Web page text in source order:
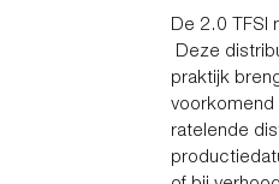
De 2.0 TFSI
Deze
praktijk
ratelende